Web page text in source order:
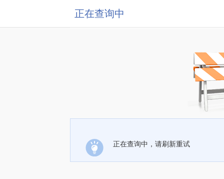
正在查询中
正在查询中，请刷新重试